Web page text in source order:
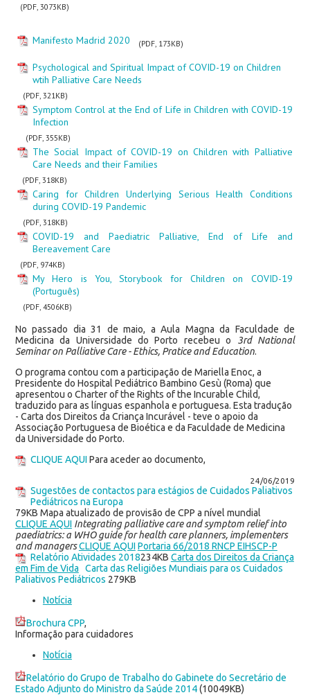
(PDF, 3073KB)
Manifesto Madrid 2020 (PDF, 173KB)
Psychological and Spiritual Impact of COVID-19 on Children
wtih Palliative Care Needs
(PDF, 321KB)
Symptom Control at the End of Life in Children with COVID-19
Infection
(PDF, 355KB)
The Social Impact of COVID-19 on Children with Palliative
Care Needs and their Families
(PDF, 318KB)
Caring for Children Underlying Serious Health Conditions
during COVID-19 Pandemic
(PDF, 318KB)
COVID-19 and Paediatric Palliative, End of Life and
Bereavement Care
(PDF, 974KB)
My Hero is You, Storybook for Children on COVID-19
(Português)
(PDF, 4506KB)
No passado dia 31 de maio, a Aula Magna da Faculdade de
Medicina da Universidade do Porto recebeu o 3rd National
Seminar on Palliative Care - Ethics, Pratice and Education.
O programa contou com a participação de Mariella Enoc, a
Presidente do Hospital Pediátrico Bambino Gesù (Roma) que
apresentou o Charter of the Rights of the Incurable Child,
traduzido para as línguas espanhola e portuguesa. Esta tradução
- Carta dos Direitos da Criança Incurável - teve o apoio da
Associação Portuguesa de Bioética e da Faculdade de Medicina
da Universidade do Porto.
Para aceder ao documento,
CLIQUE AQUI
24/06/2019
Sugestões de contactos para estágios de Cuidados Paliativos
Pediátricos na Europa
79KB Mapa atualizado de provisão de CPP a nível mundial
CLIQUE AQUI Integrating palliative care and symptom relief into
paediatrics: a WHO guide for health care planners, implementers
and managersCLIQUE AQUIPortaria 66/2018 RNCP EIHSCP-P
Relatório Atividades 2018234KB Carta dos Direitos da Criança
em Fim de Vida
Carta das Religiões Mundiais para os Cuidados
Paliativos Pediátricos 279KB
Notícia
Brochura CPP,
Informação para cuidadores
Notícia
Relatório do Grupo de Trabalho do Gabinete do Secretário de
Estado Adjunto do Ministro da Saúde 2014(10049KB)